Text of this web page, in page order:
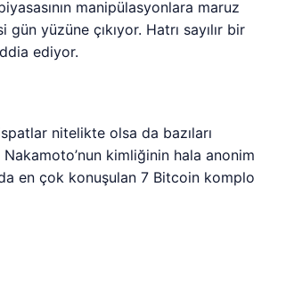
manipülasyonlara maruz
yüzüne çıkıyor. Hatrı sayılır bir
ediyor.
nitelikte olsa da bazıları
kimliğinin hala anonim
en çok konuşulan 7 Bitcoin komplo